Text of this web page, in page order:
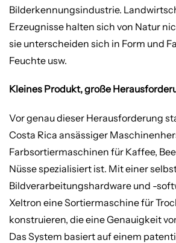
Bilderkennungsindustrie.
Erzeugnisse halten sich von Natur
sie unterscheiden sich in Form und
Feuchte usw.
Kleines Produkt, große
Vor genau dieser Herausforderung
Costa Rica ansässiger
Farbsortiermaschinen für Kaffee,
Nüsse spezialisiert ist. Mit einer
Bildverarbeitungshardware und -
Xeltron eine Sortiermaschine für
konstruieren, die eine Genauigkeit
Das System basiert auf einem